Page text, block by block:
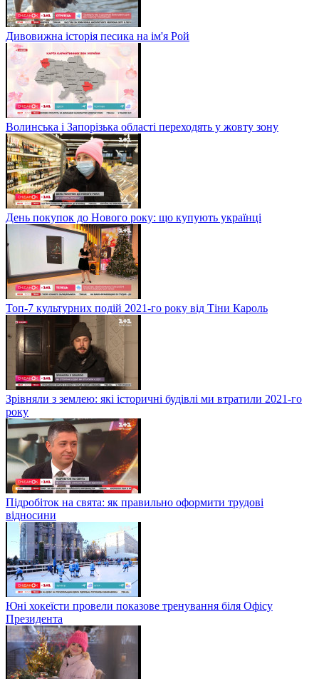
Дивовижна історія песика на ім'я Рой
Волинська і Запорізька області переходять у жовту зону
День покупок до Нового року: що купують українці
Топ-7 культурних подій 2021-го року від Тіни Кароль
Зрівняли з землею: які історичні будівлі ми втратили 2021-го
року
Підробіток на свята: як правильно оформити трудові
відносини
Юні хокеїсти провели показове тренування біля Офісу
Президента